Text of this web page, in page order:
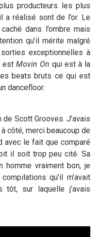
producteurs les plus
a réalisé sont de l’or. Le
dans l’ombre mais
qu’il mérite malgré
exceptionnelles à
est Movin On qui est à la
beats bruts ce qui est
dancefloor.
Scott Grooves. J’avais
côté, merci beaucoup de
avec le fait que comparé
il soit trop peu cité. Sa
homme vraiment bon, je
qu’il m’avait
tôt, sur laquelle j’avais